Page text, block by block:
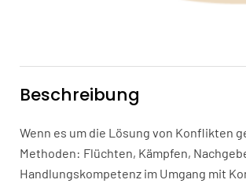
Beschreibung
Wenn es um die Lösung von Konflikten
Methoden: Flüchten, Kämpfen,
Handlungskompetenz im Umgang mit